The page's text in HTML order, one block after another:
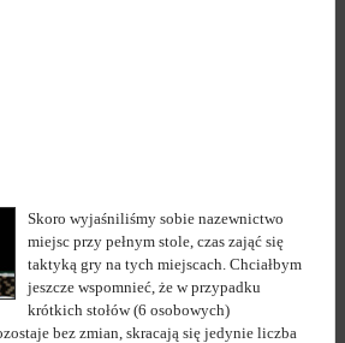
Skoro wyjaśniliśmy sobie nazewnictwo
miejsc przy pełnym stole, czas zająć się
taktyką gry na tych miejscach. Chciałbym
jeszcze wspomnieć, że w przypadku
krótkich stołów (6 osobowych)
bez zmian, skracają się jedynie liczba